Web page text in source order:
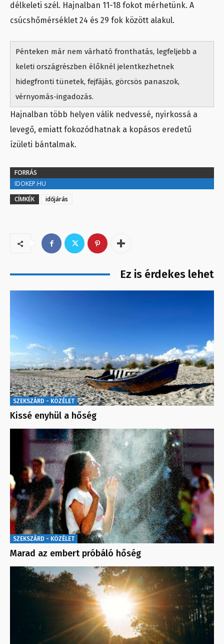
délkeleti szél. Hajnalban 11-18 fokot mérhetünk. A
csúcshőmérséklet 24 és 29 fok között alakul.
Pénteken már nem várható fronthatás, legfeljebb a
keleti országrészben élőknél jelentkezhetnek
hidegfronti tünetek, fejfájás, görcsös panaszok,
vérnyomás-ingadozás.
Hajnalban több helyen válik nedvessé, nyirkossá a
levegő, emiatt fokozódhatnak a kopásos eredetű
ízületi bántalmak.
FORRÁS
IDOKEP.HU
CÍMKÉK
időjárás
Ez is érdekes lehet
SZEKSZÁRD - KÖZÉLET
Kissé enyhül a hőség
SZEKSZÁRD - KÖZÉLET
Marad az embert próbáló hőség